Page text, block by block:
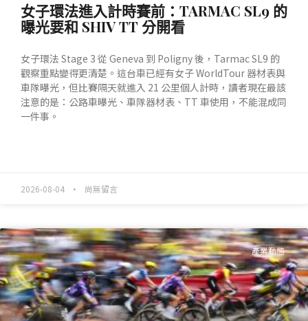
女子環法進入計時賽前：TARMAC SL9 的
曝光要和 SHIV TT 分開看
女子環法 Stage 3 從 Geneva 到 Poligny 後，Tarmac SL9 的
觀察重點變得更清楚。這台車已經有女子 WorldTour 器材表與
車隊曝光，但比賽隔天就進入 21 公里個人計時，讀者現在最該
注意的是：公路車曝光、車隊器材表、TT 車使用，不能混成同
一件事。
2026-08-04 尚無留言
產業動態